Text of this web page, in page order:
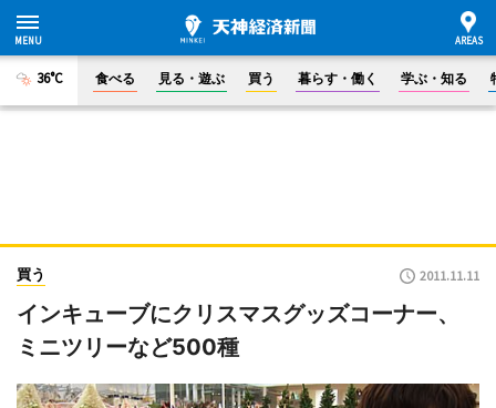
36°C 食べる 見る・遊ぶ 買う 暮らす・働く 学ぶ・知る
買う 2011.11.11
インキューブにクリスマスグッズコーナー、
ミニツリーなど500種